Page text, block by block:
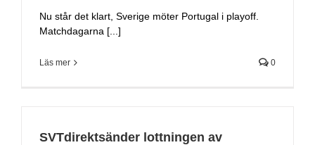
Nu står det klart, Sverige möter Portugal i playoff.
Matchdagarna [...]
Läs mer 0
SVTdirektsänder lottningen av